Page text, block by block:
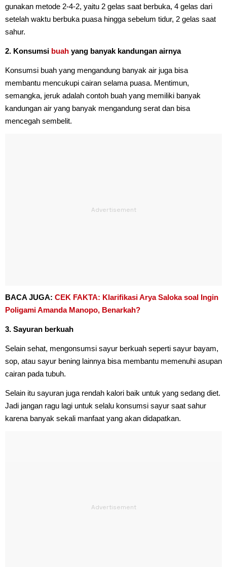
gunakan metode 2-4-2, yaitu 2 gelas saat berbuka, 4 gelas dari
setelah waktu berbuka puasa hingga sebelum tidur, 2 gelas saat
sahur.
2. Konsumsi buah yang banyak kandungan airnya
Konsumsi buah yang mengandung banyak air juga bisa
membantu mencukupi cairan selama puasa. Mentimun,
semangka, jeruk adalah contoh buah yang memiliki banyak
kandungan air yang banyak mengandung serat dan bisa
mencegah sembelit.
BACA JUGA: CEK FAKTA: Klarifikasi Arya Saloka soal Ingin
Poligami Amanda Manopo, Benarkah?
3. Sayuran berkuah
Selain sehat, mengonsumsi sayur berkuah seperti sayur bayam,
sop, atau sayur bening lainnya bisa membantu memenuhi asupan
cairan pada tubuh.
Selain itu sayuran juga rendah kalori baik untuk yang sedang diet.
Jadi jangan ragu lagi untuk selalu konsumsi sayur saat sahur
karena banyak sekali manfaat yang akan didapatkan.